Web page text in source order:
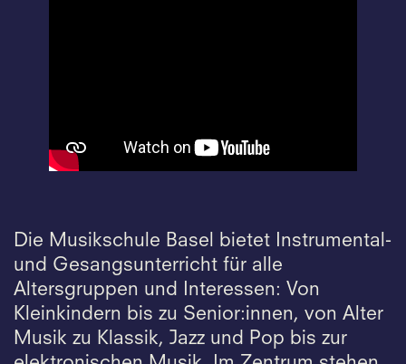
Die Musikschule Basel bietet Instrumental-
und Gesangsunterricht für alle
Altersgruppen und Interessen: Von
Kleinkindern bis zu Senior:innen, von Alter
Musik zu Klassik, Jazz und Pop bis zur